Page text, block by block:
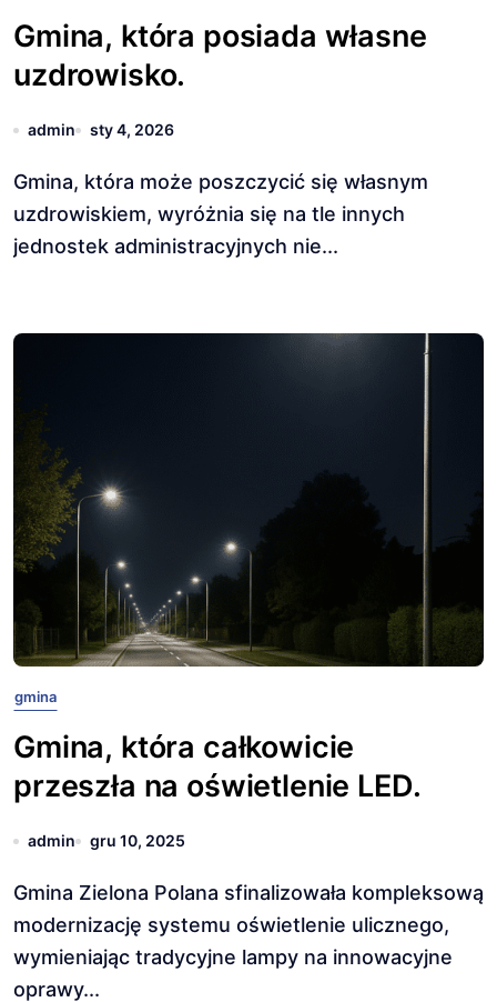
Gmina, która posiada własne
uzdrowisko.
admin sty 4, 2026
Gmina, która może poszczycić się własnym
uzdrowiskiem, wyróżnia się na tle innych
jednostek administracyjnych nie...
gmina
Gmina, która całkowicie
przeszła na oświetlenie LED.
admin gru 10, 2025
Gmina Zielona Polana sfinalizowała kompleksową
modernizację systemu oświetlenie ulicznego,
wymieniając tradycyjne lampy na innowacyjne
oprawy...